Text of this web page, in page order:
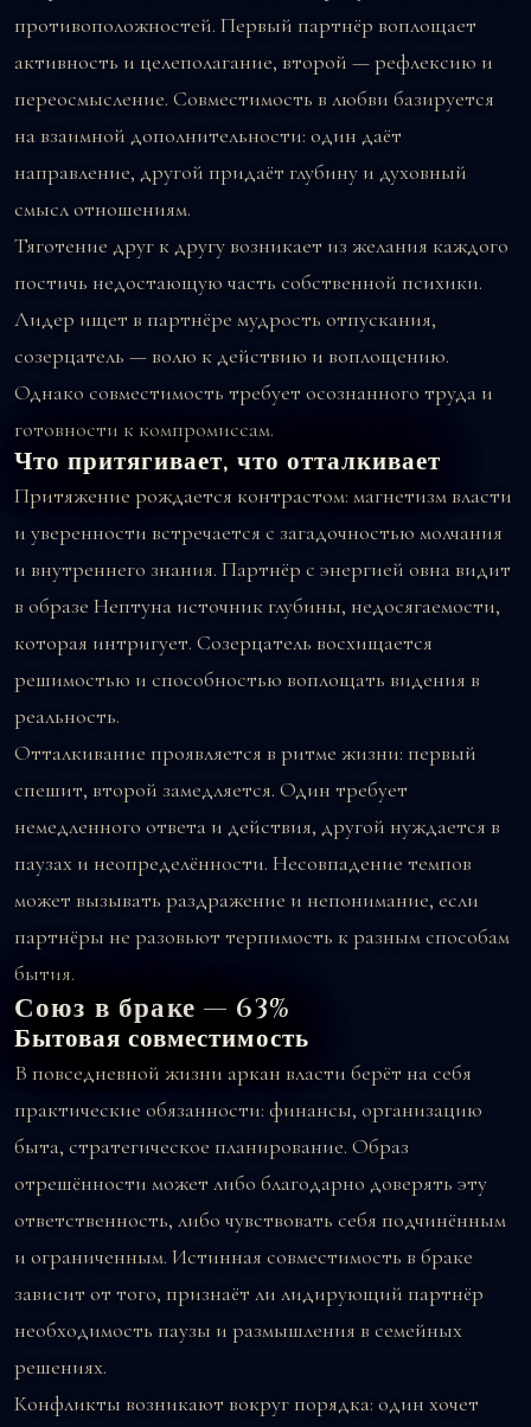
противоположностей. Первый партнёр воплощает
активность и целеполагание, второй — рефлексию и
переосмысление. Совместимость в любви базируется
на взаимной дополнительности: один даёт
направление, другой придаёт глубину и духовный
смысл отношениям.
Тяготение друг к другу возникает из желания каждого
постичь недостающую часть собственной психики.
Лидер ищет в партнёре мудрость отпускания,
созерцатель — волю к действию и воплощению.
Однако совместимость требует осознанного труда и
готовности к компромиссам.
Что притягивает, что отталкивает
Притяжение рождается контрастом: магнетизм власти
и уверенности встречается с загадочностью молчания
и внутреннего знания. Партнёр с энергией овна видит
в образе Нептуна источник глубины, недосягаемости,
которая интригует. Созерцатель восхищается
решимостью и способностью воплощать видения в
реальность.
Отталкивание проявляется в ритме жизни: первый
спешит, второй замедляется. Один требует
немедленного ответа и действия, другой нуждается в
паузах и неопределённости. Несовпадение темпов
может вызывать раздражение и непонимание, если
партнёры не разовьют терпимость к разным способам
бытия.
Союз в браке — 63%
Бытовая совместимость
В повседневной жизни аркан власти берёт на себя
практические обязанности: финансы, организацию
быта, стратегическое планирование. Образ
отрешённости может либо благодарно доверять эту
ответственность, либо чувствовать себя подчинённым
и ограниченным. Истинная совместимость в браке
зависит от того, признаёт ли лидирующий партнёр
необходимость паузы и размышления в семейных
решениях.
Конфликты возникают вокруг порядка: один хочет